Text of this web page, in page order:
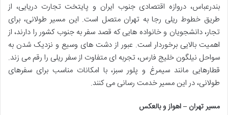
بندرعباس، دروازه اقتصادی جنوب ایران و پایتخت تجارت دریایی، از
طریق خطوط ریلی رجا به تهران متصل است. این مسیر طولانی، برای
تجار، دانشجویان و خانواده هایی که قصد سفر به جنوب کشور را دارند، از
اهمیت بالایی برخوردار است. عبور از دشت های وسیع و نزدیک شدن به
سواحل نیلگون خلیج فارس، تجربه ای متفاوت از سفر ریلی را رقم می زند.
قطارهایی مانند سیمرغ و پلور سبز، با امکانات مناسب برای سفرهای
طولانی، در این مسیر خدمت رسانی می کنند.
مسیر تهران – اهواز و بالعکس